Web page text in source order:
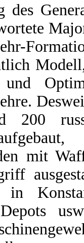
des
und
200
mit
in